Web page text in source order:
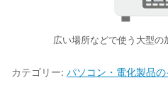
広い場所などで使う大型の
カテゴリー: パソコン・電化製品の